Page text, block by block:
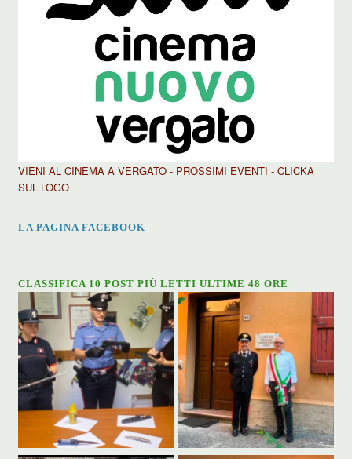
VIENI AL CINEMA A VERGATO - PROSSIMI EVENTI - CLICKA
SUL LOGO
LA PAGINA FACEBOOK
CLASSIFICA 10 POST PIÙ LETTI ULTIME 48 ORE